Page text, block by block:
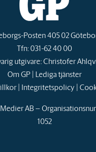
Posten 405 02
Tfn: 031-62 40 00
utgivare: Christofer
Om GP| Lediga tjänster
| Integritetspolicy |
AB –
1052